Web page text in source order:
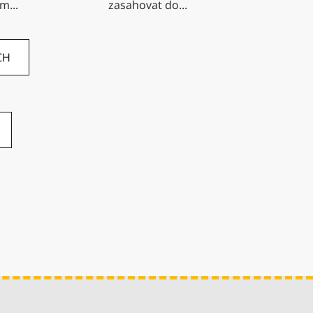
zasahovat do...